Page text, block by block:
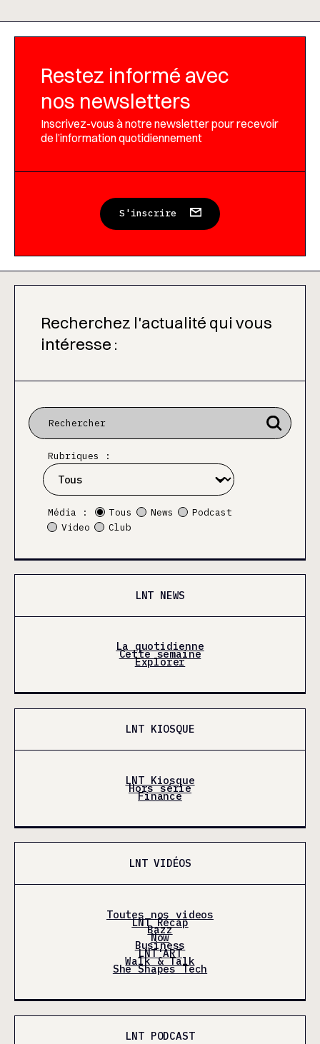
Restez informé avec
nos newsletters
Inscrivez-vous à notre newsletter pour recevoir
de l’information quotidiennement
S'inscrire
Recherchez l'actualité qui vous
intéresse :
Rubriques :
Média : Tous News
Podcast
Video
Club
LNT NEWS
La quotidienne
Cette semaine
Explorer
LNT KIOSQUE
LNT Kiosque
Hors série
Finance
LNT VIDÉOS
Toutes nos videos
LNT Récap
Bazz
Now
Business
LNT'ART
Walk & Talk
She Shapes Tech
LNT PODCAST